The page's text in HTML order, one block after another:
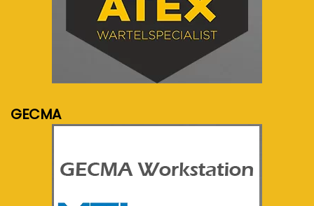
meer info...
GECMA